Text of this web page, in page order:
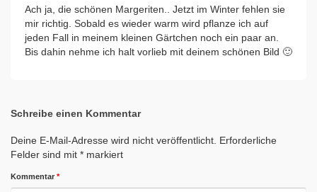
Ach ja, die schönen Margeriten.. Jetzt im Winter fehlen sie
mir richtig. Sobald es wieder warm wird pflanze ich auf
jeden Fall in meinem kleinen Gärtchen noch ein paar an.
Bis dahin nehme ich halt vorlieb mit deinem schönen Bild 🙂
Schreibe einen Kommentar
Deine E-Mail-Adresse wird nicht veröffentlicht. Erforderliche
Felder sind mit * markiert
Kommentar *